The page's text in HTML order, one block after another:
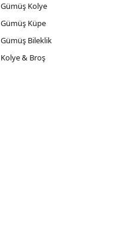
Gümüş Kolye
Gümüş Küpe
Gümüş Bileklik
Kolye & Broş